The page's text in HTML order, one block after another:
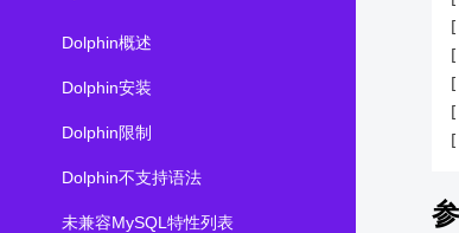
Dolphin概述
Dolphin安装
Dolphin限制
Dolphin不支持语法
未兼容MySQL特性列表
[
[
[
[
[